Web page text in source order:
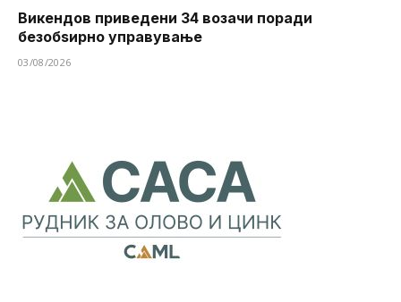
Викендов приведени 34 возачи поради
безобѕирно управување
03/08/2026